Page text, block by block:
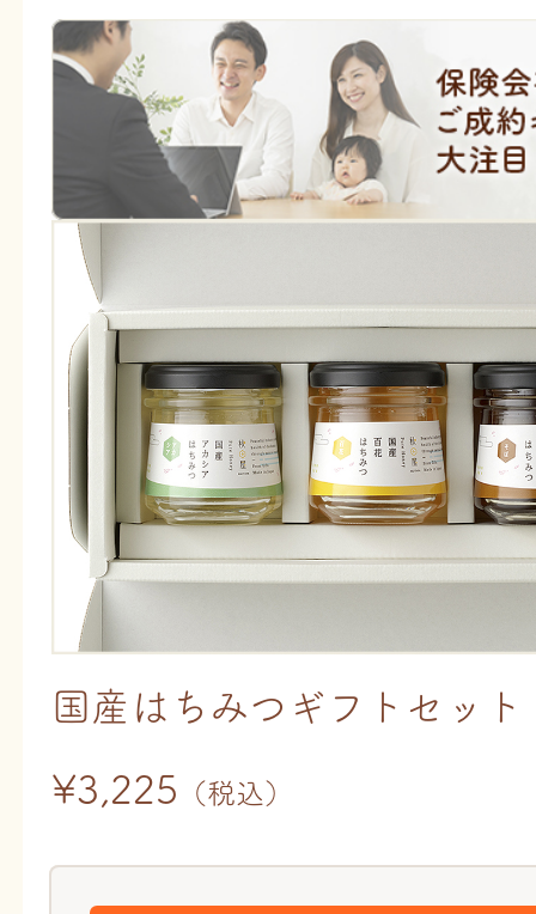
国産はちみつギフトセット
¥3,225 （税込）